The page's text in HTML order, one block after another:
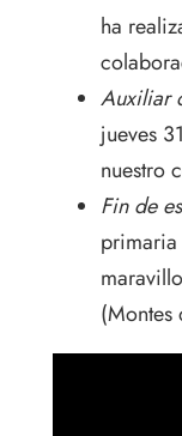
ha
Auxiliar
jueves
nuestro
Fin de
(Montes